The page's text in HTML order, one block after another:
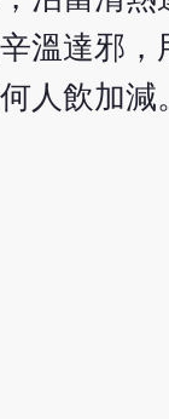
溫達邪，
人飲加減